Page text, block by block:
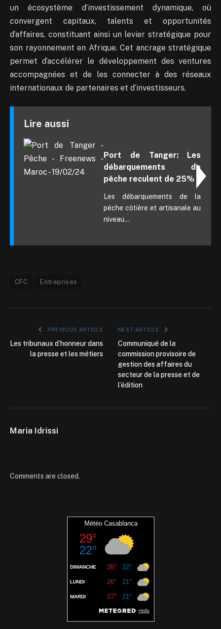
un écosystème d’investissement dynamique, où
convergent capitaux, talents et opportunités
d’affaires, constituant ainsi un levier stratégique pour
son rayonnement en Afrique. Cet ancrage stratégique
permet d’accélérer le développement des ventures
accompagnées et de les connecter à des réseaux
internationaux de partenaires et d’investisseurs.
Lire aussi
Port de Tanger: Les
débarquements de
pêche reculent de 25%
Les débarquements de la
pêche côtière et artisanale au
niveau...
CFC Entreprises
PREVIOUS ARTICLE
Les tribunaux d’honneur dans
la presse et les métiers
NEXT ARTICLE
Communiqué de la
commission provisoire de
gestion des affaires du
secteur de la presse et de
l’édition
Maria Idrissi
Comments are closed.